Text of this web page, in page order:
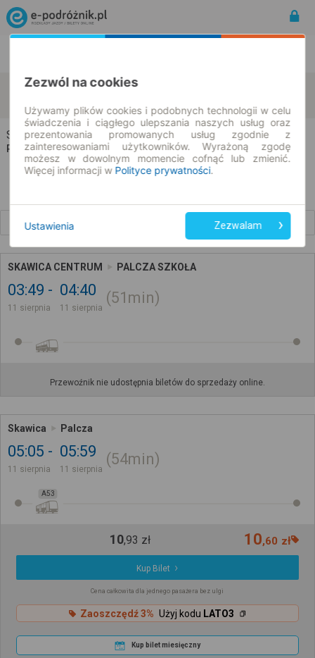
Skawica Palcza
Skawica → Palcza
Rozkład jazdy i bilety
SKAWICA CENTRUM PALCZA SZKOŁA
03:49
11 sierpnia
04:40
11 sierpnia
51min
Przewoźnik nie udostępnia biletów do sprzedaży online.
Skawica Palcza
05:05
11 sierpnia
05:59
11 sierpnia
54min
A53
10,93 zł 10,60 zł
Kup Bilet
Cena całkowita dla jednego pasażera bez ulgi
Zaoszczędź 3% Użyj kodu LATO3
Kup bilet miesięczny
Zezwól na cookies
Używamy plików cookies i podobnych technologii w celu
świadczenia i ciągłego ulepszania naszych usług oraz
prezentowania promowanych usług zgodnie z
zainteresowaniami użytkowników. Wyrażoną zgodę
możesz w dowolnym momencie cofnąć lub zmienić.
Więcej informacji w Polityce prywatności.
Ustawienia Zezwalam